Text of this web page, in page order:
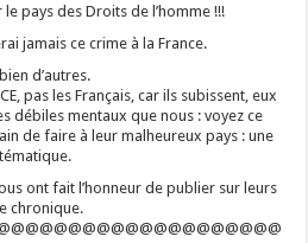
pays des Droits de l’homme !!!
jamais ce crime à la France.
d’autres.
pas les Français, car ils subissent, eux
débiles mentaux que nous : voyez ce
de faire à leur malheureux pays : une
ont fait l’honneur de publier sur leurs
chronique.